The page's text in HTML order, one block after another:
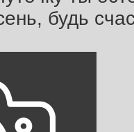
будь